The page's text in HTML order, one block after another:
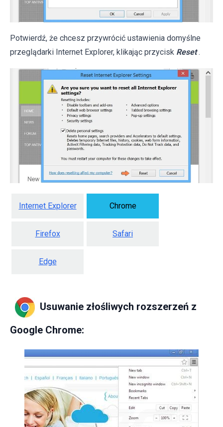
Potwierdź, że chcesz przywrócić ustawienia domyślne
przeglądarki Internet Explorer, klikając przycisk Reset .
Internet Explorer Chrome
Firefox Safari
Edge
Usuwanie złośliwych rozszerzeń z
Google Chrome: